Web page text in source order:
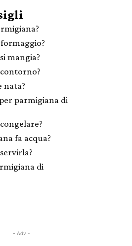
mangia?
nata?
parmigiana di
fa acqua?
di
- Adv -